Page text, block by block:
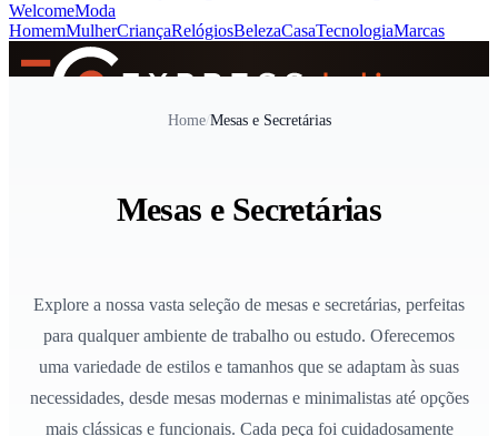
WelcomeModa
HomemMulherCriançaRelógiosBelezaCasaTecnologiaMarcas
Home/Mesas e Secretárias
Mesas e Secretárias
Explore a nossa vasta seleção de mesas e secretárias, perfeitas
para qualquer ambiente de trabalho ou estudo. Oferecemos
uma variedade de estilos e tamanhos que se adaptam às suas
necessidades, desde mesas modernas e minimalistas até opções
mais clássicas e funcionais. Cada peça foi cuidadosamente